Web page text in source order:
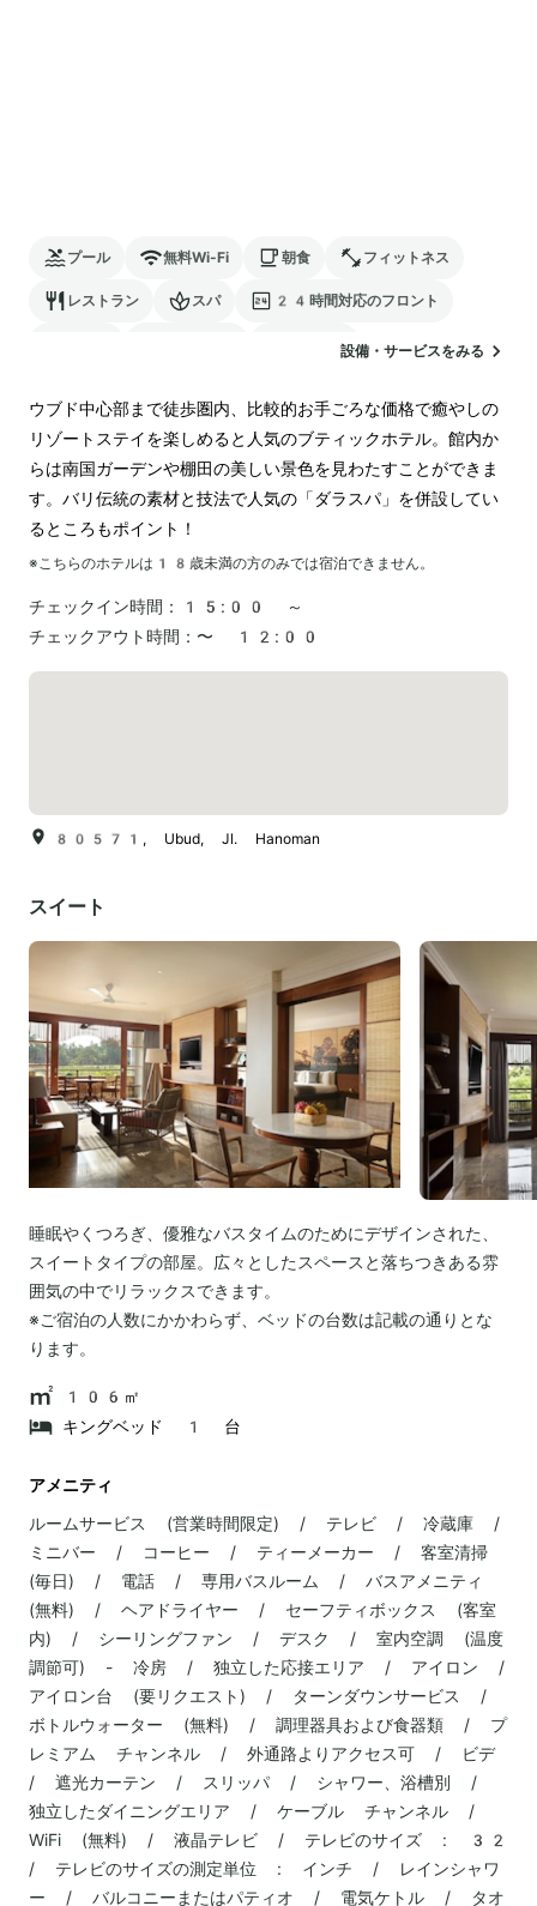
プール 無料Wi-Fi 朝食 フィットネス
レストラン スパ 24時間対応のフロント
空港送迎設備・サービスをみる
ウブド中心部まで徒歩圏内、比較的お手ごろな価格で癒やしの
リゾートステイを楽しめると人気のブティックホテル。館内か
らは南国ガーデンや棚田の美しい景色を見わたすことができま
す。バリ伝統の素材と技法で人気の「ダラスパ」を併設してい
るところもポイント！
※こちらのホテルは 18 歳未満の方のみでは宿泊できません。
チェックイン時間：
15:00 ～
チェックアウト時間： 〜 12:00
80571, Ubud, Jl. Hanoman
スイート
睡眠やくつろぎ、優雅なバスタイムのためにデザインされた、
スイートタイプの部屋。広々としたスペースと落ちつきある雰
囲気の中でリラックスできます。
※ご宿泊の人数にかかわらず、ベッドの台数は記載の通りとな
ります。
106㎡
キングベッド 1 台
アメニティ
ルームサービス (営業時間限定) / テレビ / 冷蔵庫 /
ミニバー / コーヒー / ティーメーカー / 客室清掃
(毎日) / 電話 / 専用バスルーム / バスアメニティ
(無料) / ヘアドライヤー / セーフティボックス (客室
内) / シーリングファン / デスク / 室内空調 (温度
調節可) - 冷房 / 独立した応接エリア / アイロン /
アイロン台 (要リクエスト) / ターンダウンサービス /
ボトルウォーター (無料) / 調理器具および食器類 / プ
レミアム チャンネル / 外通路よりアクセス可 / ビデ
/ 遮光カーテン / スリッパ / シャワー、浴槽別 /
独立したダイニングエリア / ケーブル チャンネル /
WiFi (無料) / 液晶テレビ / テレビのサイズ : 32
/ テレビのサイズの測定単位 : インチ / レインシャワ
ー / バルコニーまたはパティオ / 電気ケトル / タオ